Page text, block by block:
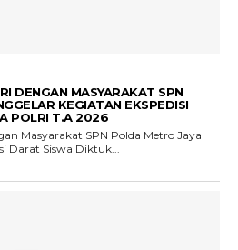
DENGAN MASYARAKAT SPN
KEGIATAN EKSPEDISI
POLRI T.A 2026
Masyarakat SPN Polda Metro Jaya
Darat Siswa Diktuk...